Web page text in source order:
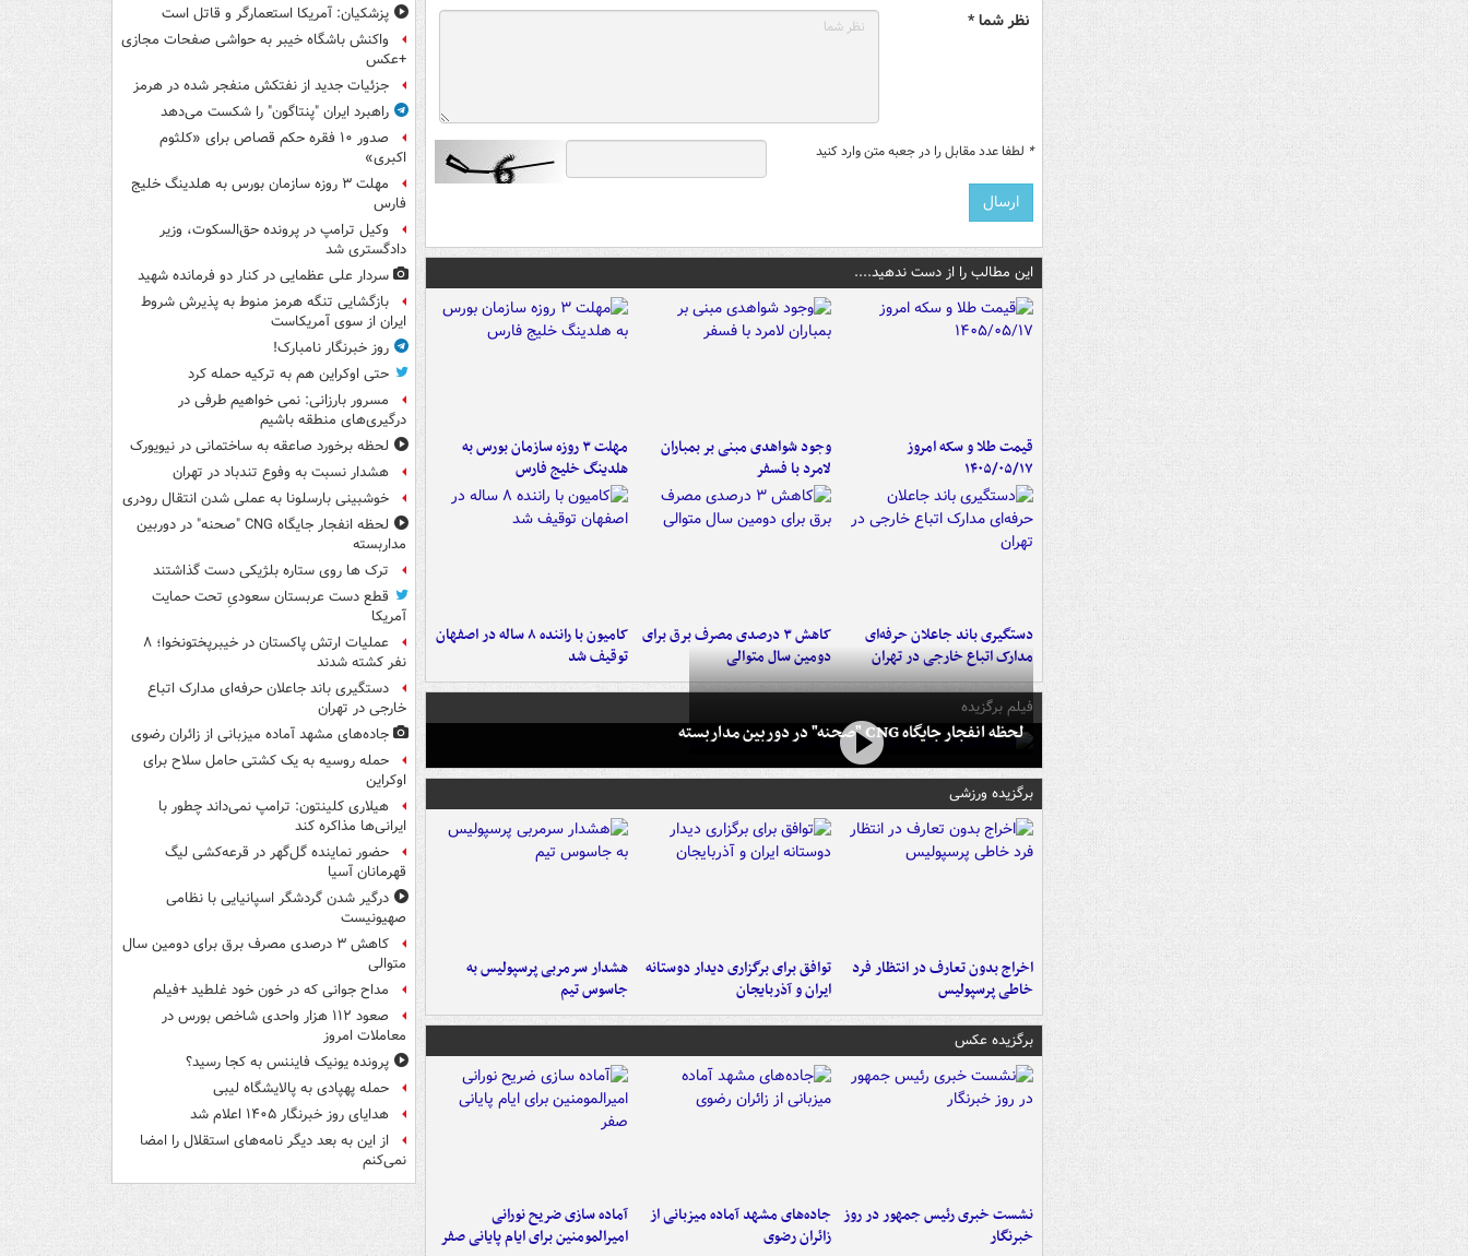
نظر شما *
* لطفا عدد مقابل را در جعبه متن وارد کنید
این مطالب را از دست ندهید....
قیمت طلا و سکه امروز
۱۴۰۵/۰۵/۱۷
وجود شواهدی مبنی بر بمباران
لامرد با فسفر
مهلت ۳ روزه سازمان بورس به
هلدینگ خلیج فارس
دستگیری باند جاعلان حرفه‌ای
مدارک اتباع خارجی در تهران
کاهش ۳ درصدی مصرف برق برای
دومین سال متوالی
کامیون با راننده ۸ ساله در اصفهان
توقیف شد
فیلم برگزیده
لحظه انفجار جایگاه CNG "صحنه" در دوربین مداربسته
برگزیده ورزشی
اخراج بدون تعارف در انتظار فرد
خاطی پرسپولیس
توافق برای برگزاری دیدار دوستانه
ایران و آذربایجان
هشدار سرمربی پرسپولیس به
جاسوس تیم
برگزیده عکس
نشست خبری رئیس جمهور در روز
خبرنگار
جاده‌های مشهد آماده میزبانی از
زائران رضوی
آماده سازی ضریح نورانی
امیرالمومنین برای ایام پایانی صفر
پزشکیان: آمریکا استعمارگر و قاتل است
واکنش باشگاه خیبر به حواشی صفحات مجازی
+عکس
جزئیات جدید از نفتکش منفجر شده در هرمز
راهبرد ایران "پنتاگون" را شکست می‌دهد
صدور ۱۰ فقره حکم قصاص برای «کلثوم
اکبری»
مهلت ۳ روزه سازمان بورس به هلدینگ خلیج
فارس
وکیل ترامپ در پرونده حق‌السکوت، وزیر
دادگستری شد
سردار علی عظمایی در کنار دو فرمانده شهید
بازگشایی تنگه هرمز منوط به پذیرش شروط
ایران از سوی آمریکاست
روز خبرنگار نامبارک!
حتی اوکراین هم به ترکیه حمله کرد
مسرور بارزانی: نمی خواهیم طرفی در
درگیری‌های منطقه باشیم
لحظه برخورد صاعقه به ساختمانی در نیویورک
هشدار نسبت به وفوع تندباد در تهران
خوشبینی بارسلونا به عملی شدن انتقال رودری
لحظه انفجار جایگاه CNG "صحنه" در دوربین
مداربسته
ترک ها روی ستاره بلژیکی دست گذاشتند
قطع دست عربستان سعودیِ تحت حمایت
آمریکا
عملیات ارتش پاکستان در خیبرپختونخوا؛ ۸
نفر کشته شدند
دستگیری باند جاعلان حرفه‌ای مدارک اتباع
خارجی در تهران
جاده‌های مشهد آماده میزبانی از زائران رضوی
حمله روسیه به یک کشتی حامل سلاح برای
اوکراین
هیلاری کلینتون: ترامپ نمی‌داند چطور با
ایرانی‌ها مذاکره کند
حضور نماینده گل‌گهر در قرعه‌کشی لیگ
قهرمانان آسیا
درگیر شدن گردشگر اسپانیایی با نظامی
صهیونیست
کاهش ۳ درصدی مصرف برق برای دومین سال
متوالی
مداح جوانی که در خون خود غلطید +فیلم
صعود ۱۱۲ هزار واحدی شاخص بورس در
معاملات امروز
پرونده یونیک فایننس به کجا رسید؟
حمله پهپادی به پالایشگاه لیبی
هدایای روز خبرنگار ۱۴۰۵ اعلام شد
از این به بعد دیگر نامه‌های استقلال را امضا
نمی‌کنم